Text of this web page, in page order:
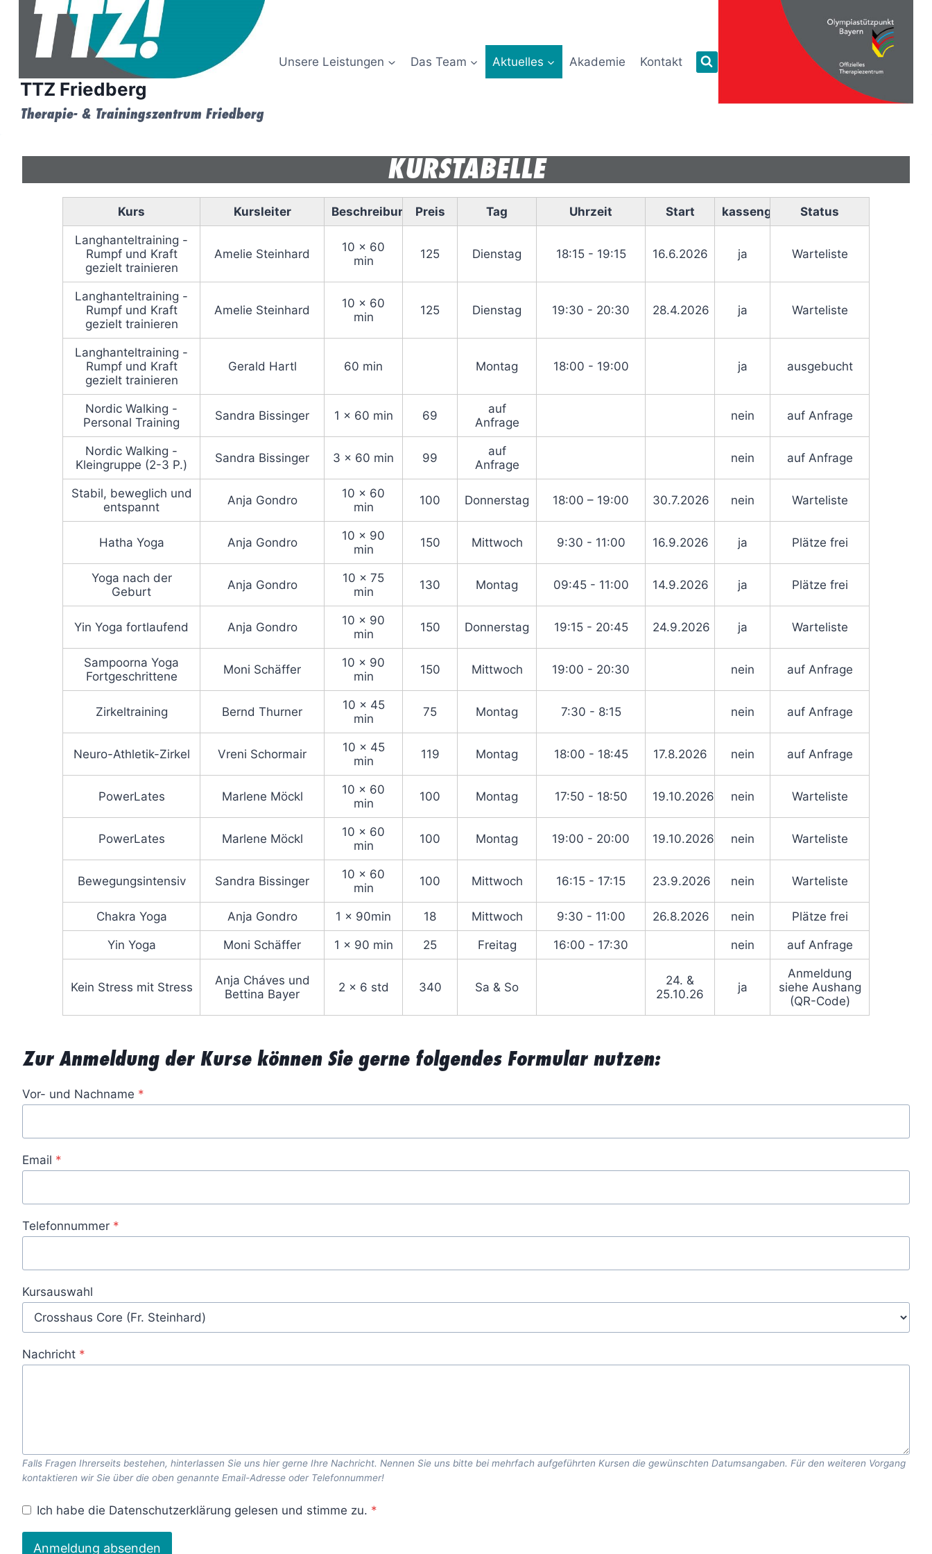
springen
TTZ Friedberg
Therapie- & Trainingszentrum Friedberg
Unsere Leistungen Das Team Aktuelles Akademie Kontakt
KURSTABELLE
Kurs Kursleiter Beschreibung Preis Tag Uhrzeit Start kassengestütztStatus
Langhanteltraining -
Rumpf und Kraft
gezielt trainieren
Amelie Steinhard
10 x 60
min
125 Dienstag 18:15 - 19:15 16.6.2026 ja Warteliste
Langhanteltraining -
Rumpf und Kraft
gezielt trainieren
Amelie Steinhard
10 x 60
min
125 Dienstag 19:30 - 20:30 28.4.2026 ja Warteliste
Langhanteltraining -
Rumpf und Kraft
gezielt trainieren
Gerald Hartl 60 min Montag 18:00 - 19:00 ja ausgebucht
Nordic Walking -
Personal Training
Sandra Bissinger 1 x 60 min 69
auf
Anfrage
nein auf Anfrage
Nordic Walking -
Kleingruppe (2-3 P.)
Sandra Bissinger 3 x 60 min 99
auf
Anfrage
nein auf Anfrage
Stabil, beweglich und
entspannt
Anja Gondro
10 x 60
min
100 Donnerstag 18:00 – 19:00 30.7.2026 nein Warteliste
Hatha Yoga Anja Gondro
10 x 90
min
150 Mittwoch 9:30 - 11:00 16.9.2026 ja Plätze frei
Yoga nach der
Geburt
Anja Gondro
10 x 75
min
130 Montag 09:45 - 11:00 14.9.2026 ja Plätze frei
Yin Yoga fortlaufend Anja Gondro
10 x 90
min
150 Donnerstag 19:15 - 20:45 24.9.2026 ja Warteliste
Sampoorna Yoga
Fortgeschrittene
Moni Schäffer
10 x 90
min
150 Mittwoch 19:00 - 20:30 nein auf Anfrage
Zirkeltraining Bernd Thurner
10 x 45
min
75 Montag 7:30 - 8:15 nein auf Anfrage
Neuro-Athletik-Zirkel Vreni Schormair
10 x 45
min
119 Montag 18:00 - 18:45 17.8.2026 nein auf Anfrage
PowerLates Marlene Möckl
10 x 60
min
100 Montag 17:50 - 18:50 19.10.2026 nein Warteliste
PowerLates Marlene Möckl
10 x 60
min
100 Montag 19:00 - 20:00 19.10.2026 nein Warteliste
Bewegungsintensiv Sandra Bissinger
10 x 60
min
100 Mittwoch 16:15 - 17:15 23.9.2026 nein Warteliste
Chakra Yoga Anja Gondro 1 x 90min 18 Mittwoch 9:30 - 11:00 26.8.2026 nein Plätze frei
Yin Yoga Moni Schäffer 1 x 90 min 25 Freitag 16:00 - 17:30 nein auf Anfrage
Kein Stress mit Stress
Anja Cháves und
Bettina Bayer
2 x 6 std 340 Sa & So
24. &
25.10.26
ja
Anmeldung
siehe Aushang
(QR-Code)
Zur Anmeldung der Kurse können Sie gerne folgendes Formular nutzen:
Vor- und Nachname *
Email *
Telefonnummer *
Kursauswahl
Nachricht *
Falls Fragen Ihrerseits bestehen, hinterlassen Sie uns hier gerne Ihre Nachricht. Nennen Sie uns bitte bei mehrfach aufgeführten Kursen die gewünschten Datumsangaben. Für den weiteren Vorgang
kontaktieren wir Sie über die oben genannte Email-Adresse oder Telefonnummer!
Ich habe die Datenschutzerklärung gelesen und stimme zu. *
Anmeldung absenden